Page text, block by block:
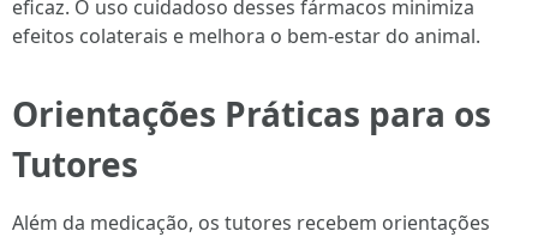
eficaz. O uso cuidadoso desses fármacos minimiza
efeitos colaterais e melhora o bem-estar do animal.
Orientações Práticas para os
Tutores
Além da medicação, os tutores recebem orientações